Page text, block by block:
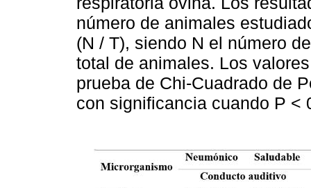
número de animales
(N / T), siendo N el número
total de animales. Los
prueba de Chi-Cuadrado de
con significancia cuando P <